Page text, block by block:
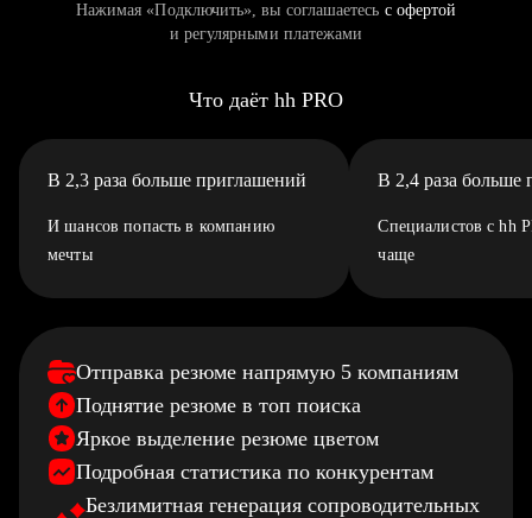
Нажимая «Подключить», вы соглашаетесь с офертой
и регулярными платежами
Что даёт hh PRO
В 2,3 раза больше приглашений
И шансов попасть в компанию
мечты
В 2,4 раза больше
Специалистов с hh
чаще
Отправка резюме напрямую 5 компаниям
Поднятие резюме в топ поиска
Яркое выделение резюме цветом
Подробная статистика по конкурентам
Безлимитная генерация сопроводительных